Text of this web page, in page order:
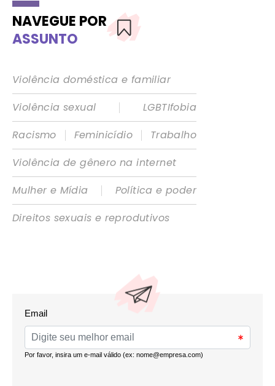
NAVEGUE POR
ASSUNTO
Violência doméstica e familiar
Violência sexual
|
LGBTIfobia
Racismo
| Feminicídio |
Trabalho
Violência de gênero na internet
Mulher e Mídia
|
Política e poder
Direitos sexuais e reprodutivos